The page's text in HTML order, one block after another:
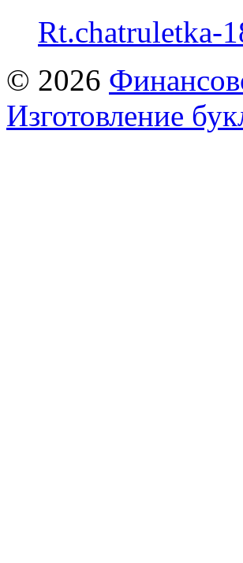
Rt.chatruletka-
© 2026
Изготовление